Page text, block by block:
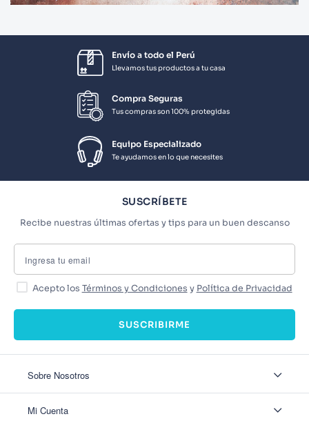
Envío a todo el Perú
Llevamos tus productos a tu casa
Compra Seguras
Tus compras son 100% protegidas
Equipo Especializado
Te ayudamos en lo que necesites
SUSCRÍBETE
Recibe nuestras últimas ofertas y tips para un buen descanso
Acepto los Términos y Condiciones y Política de Privacidad
SUSCRIBIRME
Sobre Nosotros
Nuestas tiendas
Mi Cuenta